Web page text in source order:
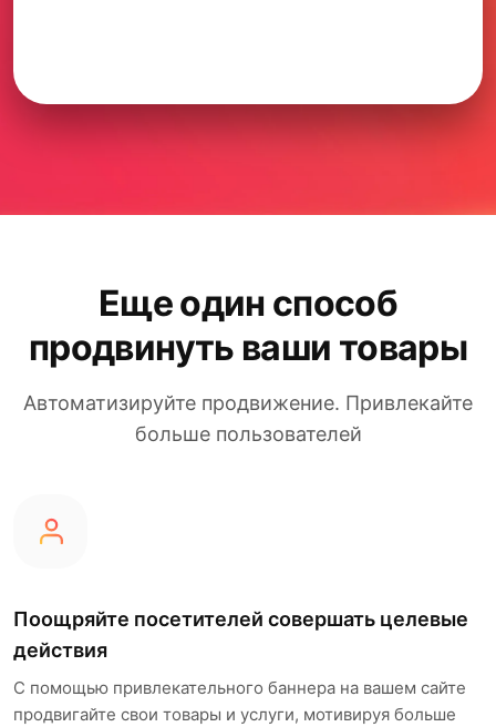
Еще один способ
продвинуть ваши товары
Автоматизируйте продвижение. Привлекайте
больше пользователей
Поощряйте посетителей совершать целевые
действия
С помощью привлекательного баннера на вашем сайте
продвигайте свои товары и услуги, мотивируя больше